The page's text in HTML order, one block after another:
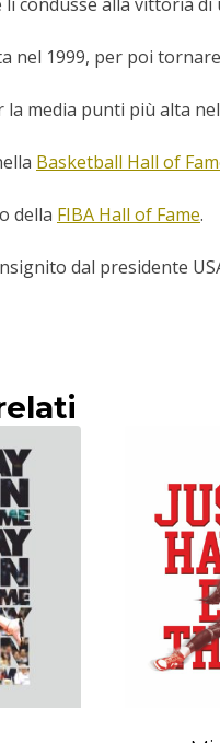
nel 1999, per poi
la media punti più alta
Basketball Hall of
della FIBA Hall of Fame.
dal presidente